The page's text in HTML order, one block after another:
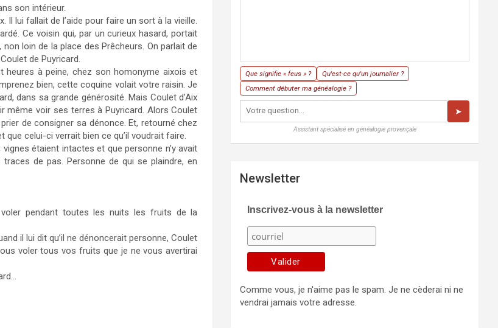
son intérieur.
Il lui fallait de l’aide pour faire un sort à la vieille.
Ce voisin qui, par un curieux hasard, portait
loin de la place des Prêcheurs. On parlait de
de Puyricard.
heures à peine, chez son homonyme aixois et
bien, cette coquine volait votre raisin. Je
dans sa grande générosité. Mais Coulet d’Aix
même voir ses terres à Puyricard. Alors Coulet
de consigner sa dénonce. Et, retourné chez
que celui-ci verrait bien ce qu’il voudrait faire.
étaient intactes et que personne n’y avait
de pas. Personne de qui se plaindre, en
pendant toutes les nuits les fruits de la
il lui dit qu’il ne dénoncerait personne, Coulet
voler tous vos fruits que je ne vous avertirai
Que signifie « feus » ?
Qu'est-ce qu'un journalier ?
Comment débuter ma généalogie ?
➤
Assistant spécialisé en généalogie provençale
Newsletter
Inscrivez-vous à la newsletter
Comme vous, je n'aime pas le spam. Je ne cèderai ni ne
vendrai jamais votre adresse.